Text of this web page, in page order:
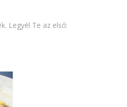
Legyél Te az első: